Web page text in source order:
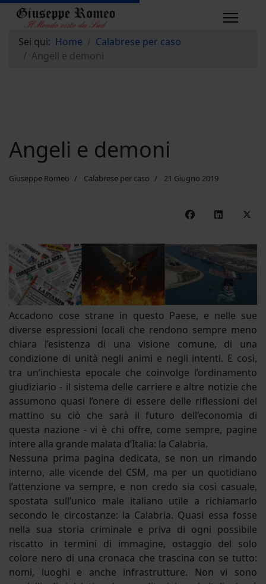
Sei qui: Home
Calabrese per caso
Angeli e demoni
Angeli e demoni
Giuseppe Romeo Calabrese per caso 21 Giugno 2019
Accadono cose strane in questo Paese, e nelle sue
diverse espressioni locali che rendono sempre meno
chiara l’esistenza di una visione comune, di una
condizione di unità negli animi e negli intenti. E così,
tra un’inchiesta epocale che coinvolge l’ordinamento
giudiziario - il sistema delle carriere e altre notizie che
assumono quasi l’onere di essere delle riflessioni del
mattino su ciò che sarà il futuro dell’economia di
questa nazione - vi è chi offre, come sempre, pagine
intere alla grande malata d’Italia: la Calabria.
Nessuna prima pagina dedicata, se non un rimando
interno, alle vicende del CSM, ma per un quotidiano
l’attenzione va sempre, e non credo sia così casuale,
spostata sull’unico male italiano utile a richiamarlo
secondo le circostanze: la Calabria. Quasi essa fosse
nella sua storia criminale e priva di ogni possibile
riscatto in termini di immagine, ostaggio del solo
colore nero di una cronaca che trascina con se tutto:
nomi, luoghi e anche infrastrutture. Non vi sono